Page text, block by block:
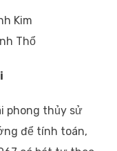
Kim
Thổ
phong thủy sử
để tính toán,